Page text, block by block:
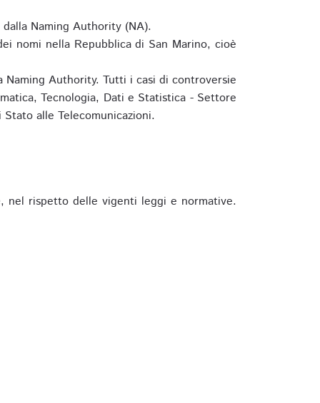
Naming Authority (NA).
nomi nella Repubblica di San Marino, cioè
Authority. Tutti i casi di controversie
Tecnologia, Dati e Statistica - Settore
alle Telecomunicazioni.
nel rispetto delle vigenti leggi e normative.